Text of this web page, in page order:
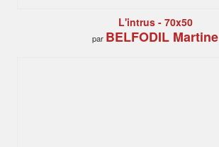
L'intrus - 70x50
par BELFODIL Martine